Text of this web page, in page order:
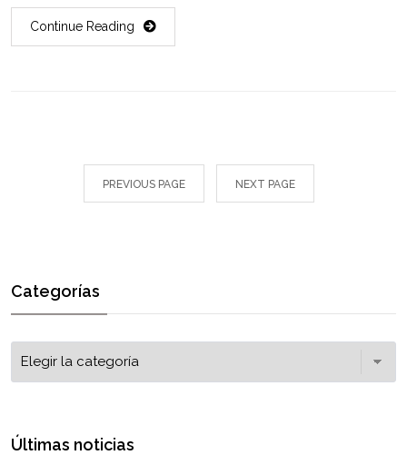
Continue Reading
PREVIOUS PAGE NEXT PAGE
Categorías
Últimas noticias